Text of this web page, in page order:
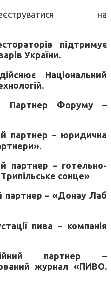
на
підтримує
України.
Національний
Партнер Форуму –
партнер – юридична
партнер – готельно-
сонце»
партнер – «Донау Лаб
пива – компанія
партнер –
журнал «ПИВО.